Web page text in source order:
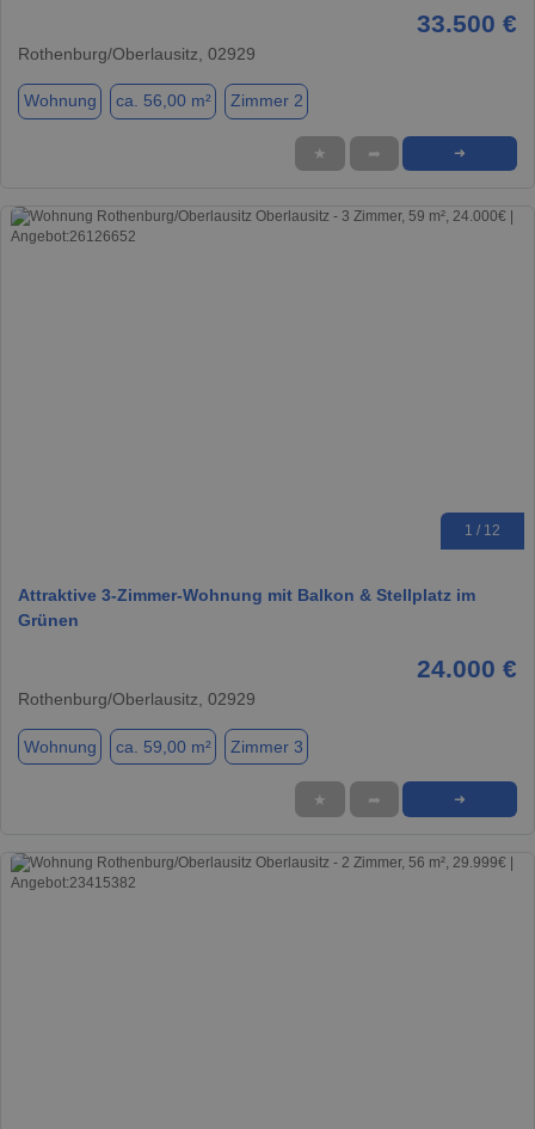
33.500 €
Rothenburg/Oberlausitz, 02929
Wohnung ca. 56,00 m² Zimmer 2
★ ➦ ➜
1 / 12
Attraktive 3-Zimmer-Wohnung mit Balkon & Stellplatz im
Grünen
24.000 €
Rothenburg/Oberlausitz, 02929
Wohnung ca. 59,00 m² Zimmer 3
★ ➦ ➜